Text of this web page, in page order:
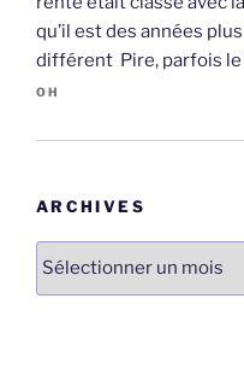
qu’il est des années
différent Pire, parfois
OH
ARCHIVES
Archives